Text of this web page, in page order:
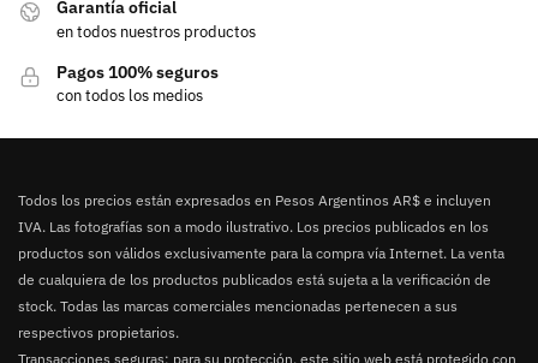
Garantía oficial
en todos nuestros productos
Pagos 100% seguros
con todos los medios
Todos los precios están expresados en Pesos Argentinos AR$ e incluyen
IVA. Las fotografías son a modo ilustrativo. Los precios publicados en los
productos son válidos exclusivamente para la compra vía Internet. La venta
de cualquiera de los productos publicados está sujeta a la verificación de
stock. Todas las marcas comerciales mencionadas pertenecen a sus
respectivos propietarios.
Transacciones seguras: para su protección, este sitio web está protegido con